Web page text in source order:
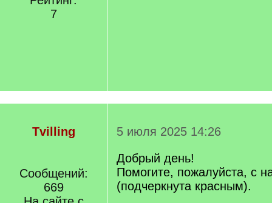
7
Tvilling
Сообщений:
669
5 июля 2025 14:26
Добрый день!
Помогите, пожалуйста, с
(подчеркнута красным).